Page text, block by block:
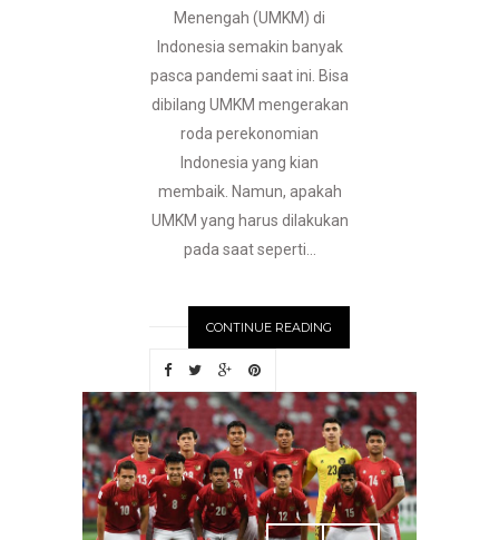
Menengah (UMKM) di
Indonesia semakin banyak
pasca pandemi saat ini. Bisa
dibilang UMKM mengerakan
roda perekonomian
Indonesia yang kian
membaik. Namun, apakah
UMKM yang harus dilakukan
pada saat seperti...
CONTINUE READING